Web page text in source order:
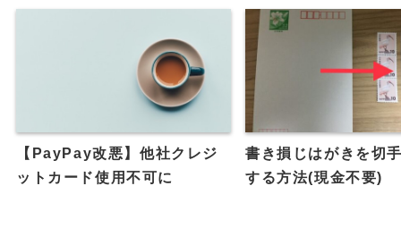
【PayPay改悪】他社クレジ
ットカード使用不可に
書き損じはがきを切
する方法(現金不要)